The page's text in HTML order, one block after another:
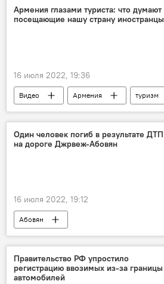
Армения глазами туриста: что думают
посещающие нашу страну иностранцы
16 июля 2022, 19:36
Видео Армения
туризм
Туризм в Армении
Один человек погиб в результате ДТП
на дороге Джрвеж-Абовян
16 июля 2022, 19:12
Абовян
Происшествия и инциденты в Армении
Армения
Новости Армения
ДТП
Правительство РФ упростило
регистрацию ввозимых из-за границы
автомобилей